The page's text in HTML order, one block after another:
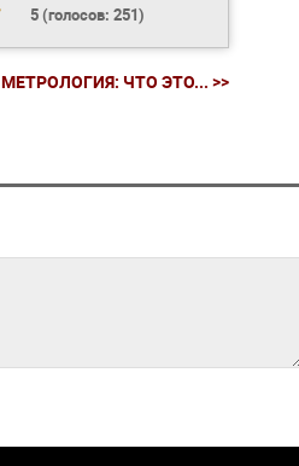
5(голосов: 251)
МЕТРОЛОГИЯ: ЧТО ЭТО... >>